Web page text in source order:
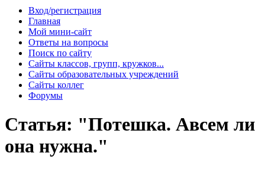
Вход/регистрация
Главная
Мой мини-сайт
Ответы на вопросы
Поиск по сайту
Сайты классов, групп, кружков...
Сайты образовательных учреждений
Сайты коллег
Форумы
Статья: "Потешка. Авсем ли
она нужна."